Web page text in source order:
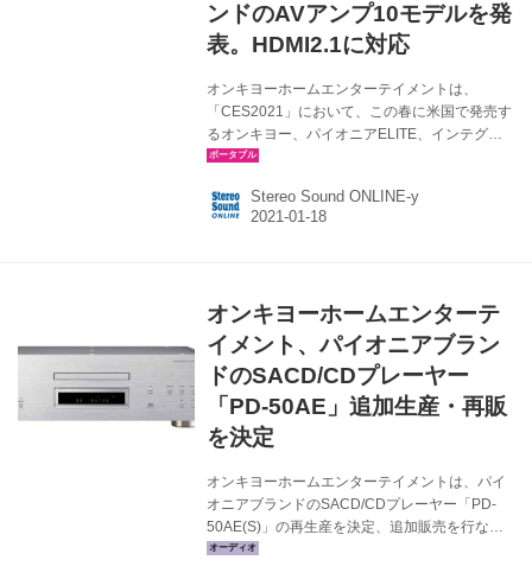
ンドのAVアンプ10モデルを発
表。HDMI2.1に対応
オンキヨーホームエンターテイメントは、
「CES2021」において、この春に米国で発売す
るオンキヨー、パイオニアELITE、インテグ
ラ、各ブランドのAVアンプの新製品全10モデル
CES2021で発表された北米販売予定のAVアン
プ オンキヨー：TX-NR5100、TX-NR6100、
の新製品群の主な特徴は、4K/8K時代のコンテ
ンツを楽しむために必要なHDMI2.1に...
Stereo Sound ONLINE-y
オンキヨーホームエンターテ
イメント、パイオニアブラン
ドのSACD/CDプレーヤー
「PD-50AE」追加生産・再販
を決定
オンキヨーホームエンターテイメントは、パイ
オニアブランドのSACD/CDプレーヤー「PD-
50AE(S)」の再生産を決定、追加販売を行なう
と発表した。価格は￥252,728（税別）。 関連